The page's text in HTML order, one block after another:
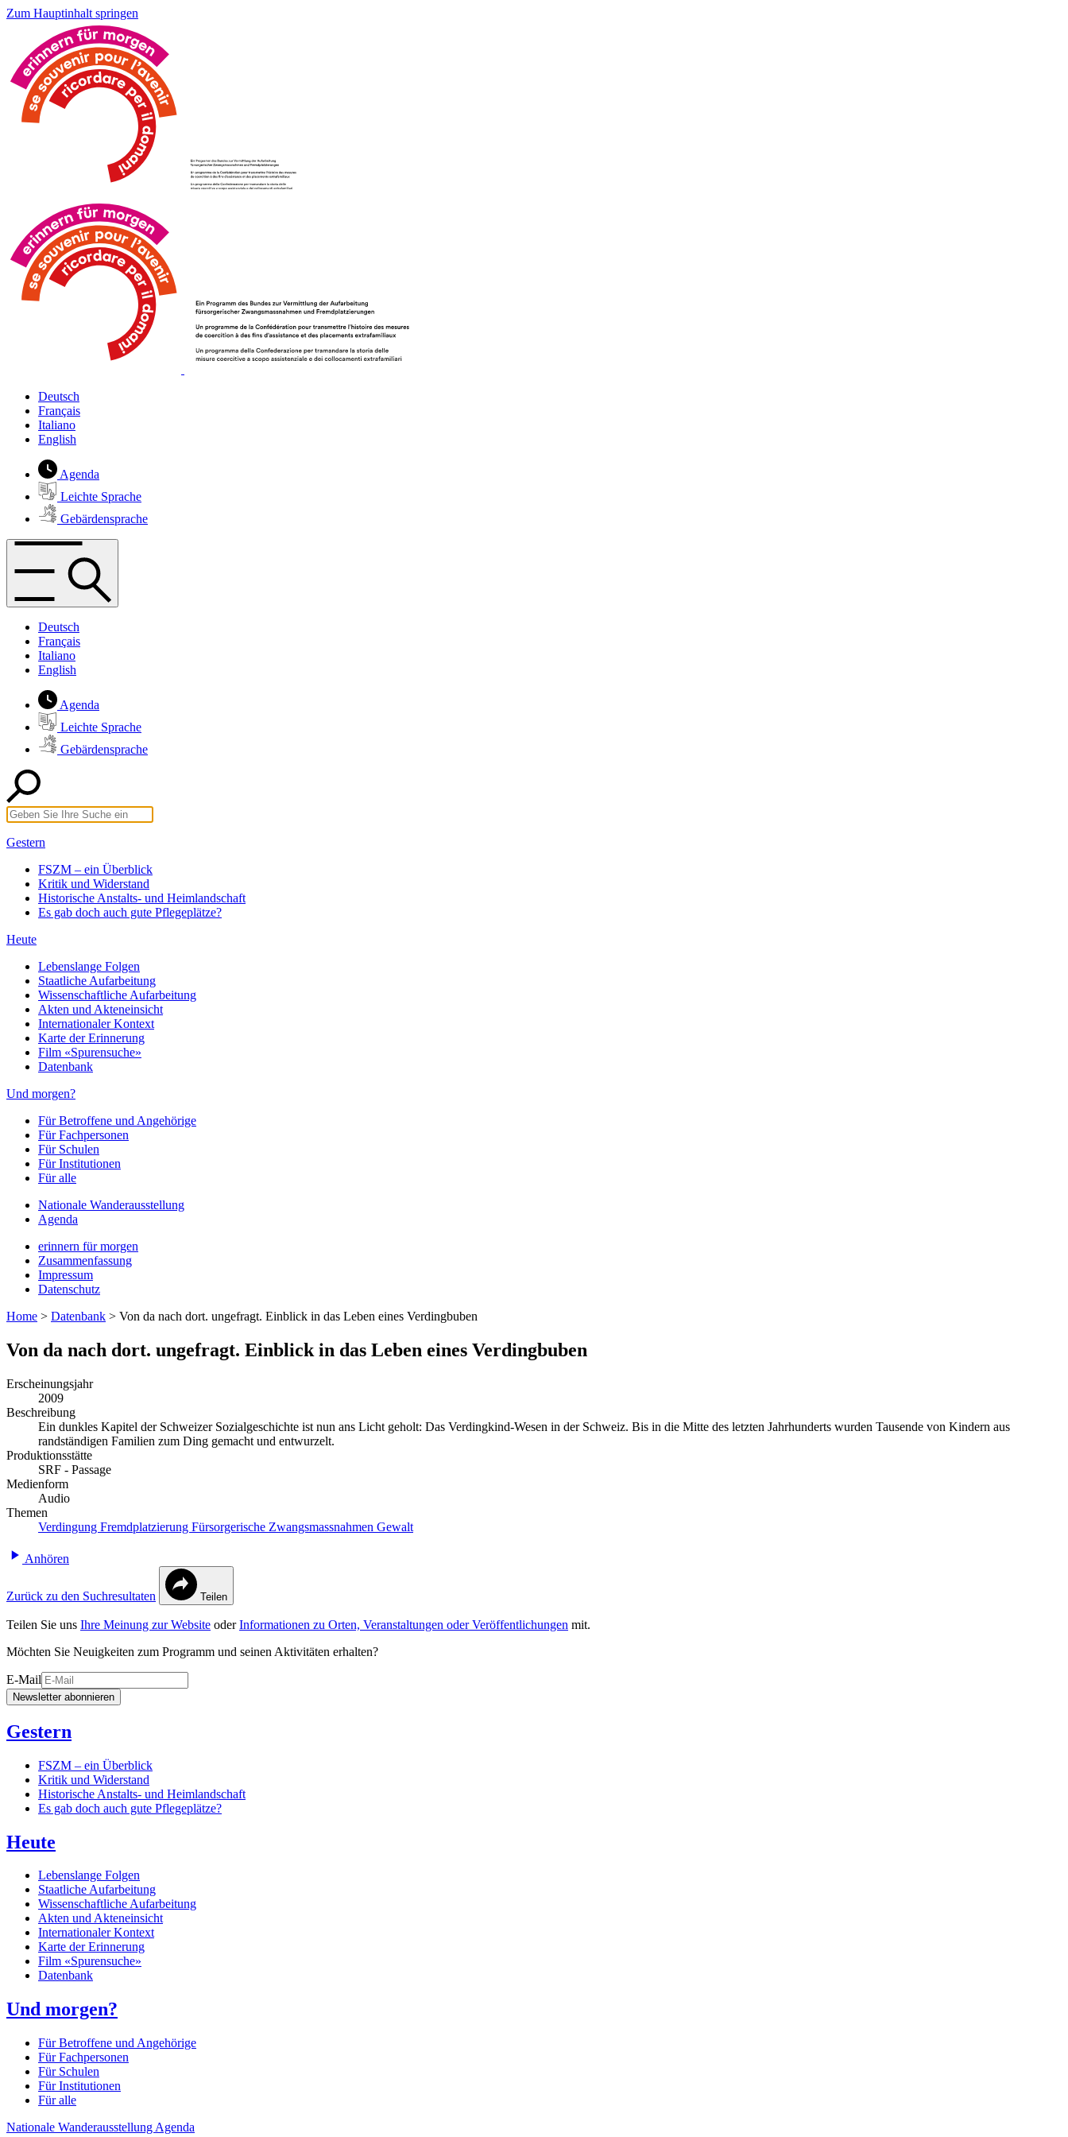
Zum Hauptinhalt springen
Deutsch
Français
Italiano
English
Agenda
Leichte Sprache
Gebärdensprache
Deutsch
Français
Italiano
English
Agenda
Leichte Sprache
Gebärdensprache
Gestern
FSZM – ein Überblick
Kritik und Widerstand
Historische Anstalts- und Heimlandschaft
Es gab doch auch gute Pflegeplätze?
Heute
Lebenslange Folgen
Staatliche Aufarbeitung
Wissenschaftliche Aufarbeitung
Akten und Akteneinsicht
Internationaler Kontext
Karte der Erinnerung
Film «Spurensuche»
Datenbank
Und morgen?
Für Betroffene und Angehörige
Für Fachpersonen
Für Schulen
Für Institutionen
Für alle
Nationale Wanderausstellung
Agenda
erinnern für morgen
Zusammenfassung
Impressum
Datenschutz
Home > Datenbank > Von da nach dort. ungefragt. Einblick in das Leben eines Verdingbuben
Von da nach dort. ungefragt. Einblick in das Leben eines Verdingbuben
Erscheinungsjahr
2009
Beschreibung
Ein dunkles Kapitel der Schweizer Sozialgeschichte ist nun ans Licht geholt: Das Verdingkind-Wesen in der Schweiz. Bis in die Mitte des letzten Jahrhunderts wurden Tausende von Kindern aus
randständigen Familien zum Ding gemacht und entwurzelt.
Produktionsstätte
SRF - Passage
Medienform
Audio
Themen
Verdingung Fremdplatzierung Fürsorgerische Zwangsmassnahmen Gewalt
Anhören
Zurück zu den Suchresultaten Teilen
Teilen Sie uns Ihre Meinung zur Website oderInformationen zu Orten, Veranstaltungen oder Veröffentlichungen mit.
Möchten Sie Neuigkeiten zum Programm und seinen Aktivitäten erhalten?
E-Mail
Newsletter abonnieren
Gestern
FSZM – ein Überblick
Kritik und Widerstand
Historische Anstalts- und Heimlandschaft
Es gab doch auch gute Pflegeplätze?
Heute
Lebenslange Folgen
Staatliche Aufarbeitung
Wissenschaftliche Aufarbeitung
Akten und Akteneinsicht
Internationaler Kontext
Karte der Erinnerung
Film «Spurensuche»
Datenbank
Und morgen?
Für Betroffene und Angehörige
Für Fachpersonen
Für Schulen
Für Institutionen
Für alle
Nationale Wanderausstellung Agenda